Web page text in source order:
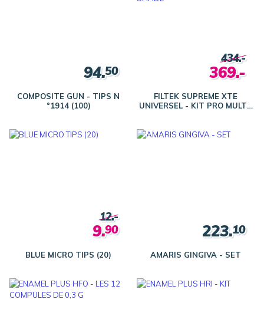
COMPOSITE GUN - TIPS N
°1914 (100)
94.50
FILTEK SUPREME XTE
UNIVERSEL - KIT PRO MULTI-
434.-
369.-
BLUE MICRO TIPS (20)
12.-
9.90
AMARIS GINGIVA - SET
223.10